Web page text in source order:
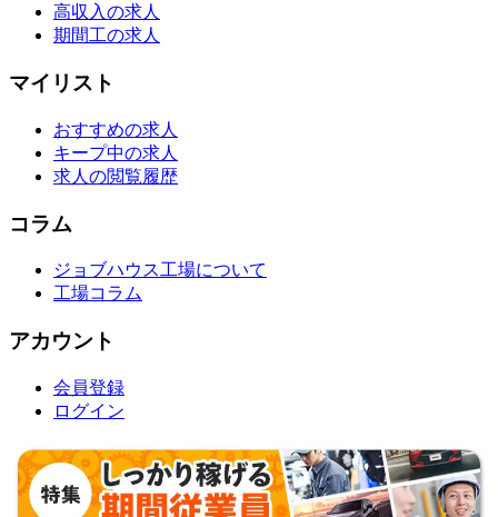
高収入の求人
期間工の求人
マイリスト
おすすめの求人
キープ中の求人
求人の閲覧履歴
コラム
ジョブハウス工場について
工場コラム
アカウント
会員登録
ログイン